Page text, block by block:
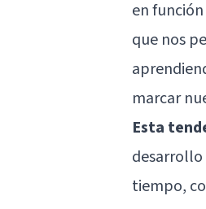
en
que nos
marcar
Esta
desarrollo
tiempo,